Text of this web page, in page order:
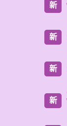
新
新
新
新